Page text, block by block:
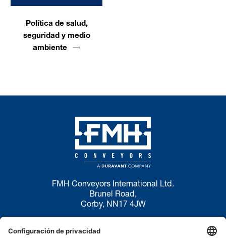
Política de salud,
seguridad y medio
ambiente
FMH Conveyors International Ltd.
Brunel Road,
Corby, NN17 4JW